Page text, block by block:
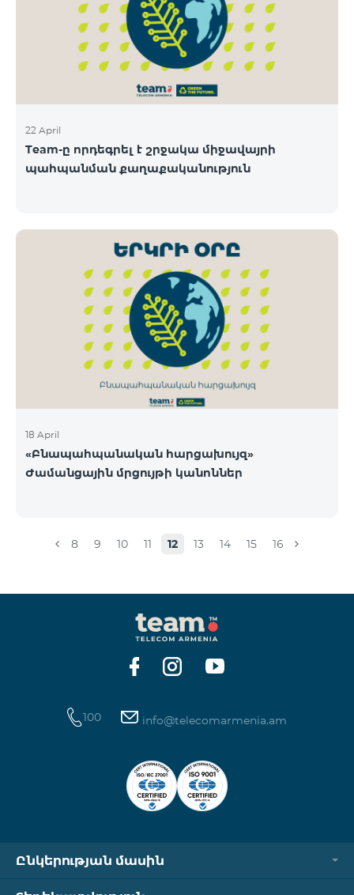
22 April
Team-ը որդեգրել է շրջակա միջավայրի
պահպանման քաղաքականություն
18 April
«Բնապահպանական հարցախույզ»
Ժամանցային մրցույթի կանոններ
8 9 10 11 12 13 14 15 16
100 info@telecomarmenia.am
Ընկերության մասին